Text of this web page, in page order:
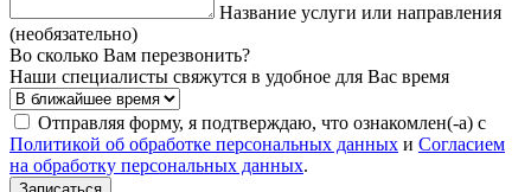
Название услуги или направления
(необязательно)
Во сколько Вам перезвонить?
Наши специалисты свяжутся в удобное для Вас время
Отправляя форму, я подтверждаю, что ознакомлен(-а) с
Политикой об обработке персональных данных и Согласием
на обработку персональных данных.